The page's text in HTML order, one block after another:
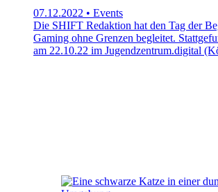
07.12.2022 • Events
Die SHIFT Redaktion hat den Tag der
Gaming ohne Grenzen begleitet.
am 22.10.22 im Jugendzentrum.digital